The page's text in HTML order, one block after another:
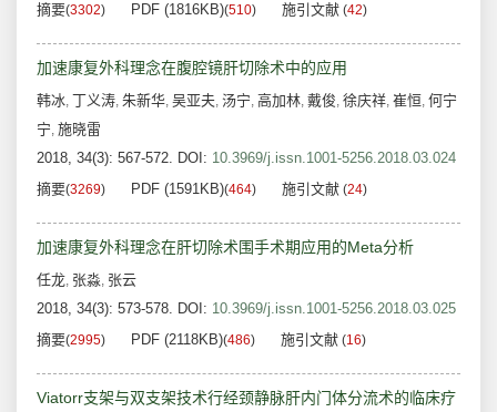
摘要(3302) PDF (1816KB)(510) 施引文献 (42)
加速康复外科理念在腹腔镜肝切除术中的应用
韩冰, 丁义涛, 朱新华, 吴亚夫, 汤宁, 高加林, 戴俊, 徐庆祥, 崔恒, 何宁
宁, 施晓雷
2018, 34(3): 567-572. DOI: 10.3969/j.issn.1001-5256.2018.03.024
摘要(3269) PDF (1591KB)(464) 施引文献 (24)
加速康复外科理念在肝切除术围手术期应用的Meta分析
任龙, 张淼, 张云
2018, 34(3): 573-578. DOI: 10.3969/j.issn.1001-5256.2018.03.025
摘要(2995) PDF (2118KB)(486) 施引文献 (16)
Viatorr支架与双支架技术行经颈静脉肝内门体分流术的临床疗